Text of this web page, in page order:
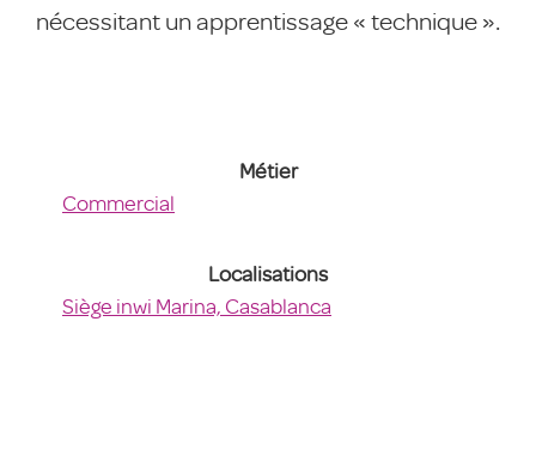
nécessitant un apprentissage « technique ».
Métier
Commercial
Localisations
Siège inwi Marina, Casablanca